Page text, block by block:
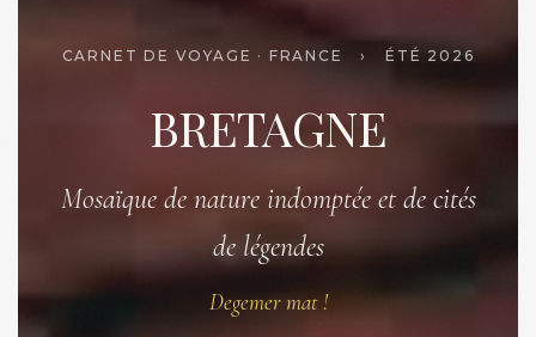
CARNET DE VOYAGE · FRANCE › ÉTÉ 2026
BRETAGNE
Mosaïque de nature indomptée et de cités
de légendes
Degemer mat !